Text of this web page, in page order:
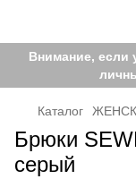
Внимание, если
Каталог
Брюки
серый